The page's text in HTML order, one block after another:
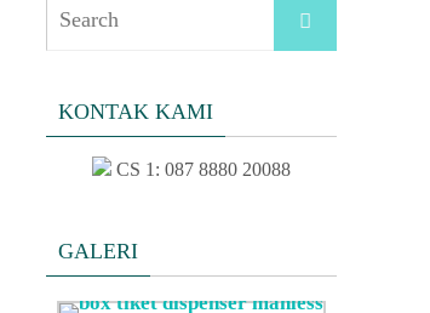
for:
Search
KONTAK KAMI
CS 1: 087 8880 20088
GALERI